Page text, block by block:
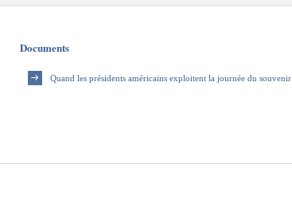
Documents
Quand les présidents américains exploitent la journée du souvenir